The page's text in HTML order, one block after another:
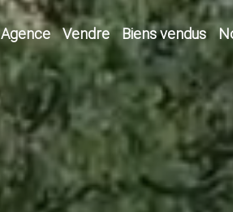
Agence Vendre Biens vendus